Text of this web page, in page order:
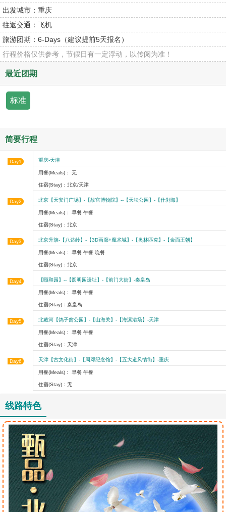
出发城市： 重庆
往返交通： 飞机
旅游团期： 6-Days（建议提前5天报名）
行程价格仅供参考，节假日有一定浮动，以传阅为准！
最近团期
标准
简要行程
Day1 重庆-天津
用餐(Meals)： 无
住宿(Stay)：北京/天津
Day2 北京【天安门广场】-【故宫博物院】--【天坛公园】-【什刹海】
用餐(Meals)： 早餐 午餐
住宿(Stay)：北京
Day3 北京升旗-【八达岭】-【3D画廊+魔术城】-【奥林匹克】-【金面王朝】
用餐(Meals)： 早餐 午餐 晚餐
住宿(Stay)：北京
Day4 【颐和园】--【圆明园遗址】-【前门大街】-秦皇岛
用餐(Meals)： 早餐 午餐
住宿(Stay)：秦皇岛
Day5 北戴河【鸽子窝公园】-【山海关】-【海滨浴场】-天津
用餐(Meals)： 早餐 午餐
住宿(Stay)：天津
Day6 天津【古文化街】-【周邓纪念馆】-【五大道风情街】-重庆
用餐(Meals)： 早餐 午餐
住宿(Stay)：无
线路特色